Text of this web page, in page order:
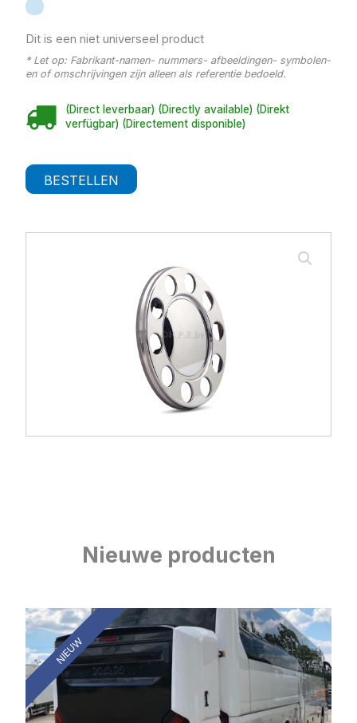
Dit is een niet universeel product
* Let op: Fabrikant-namen- nummers- afbeeldingen- symbolen-
en of omschrijvingen zijn alleen als referentie bedoeld.
(Direct leverbaar) (Directly available) (Direkt
verfügbar) (Directement disponible)
BESTELLEN
Nieuwe producten
NIEUW